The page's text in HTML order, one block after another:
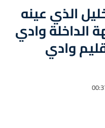
الذي عينه
الداخلة وادي
وادي